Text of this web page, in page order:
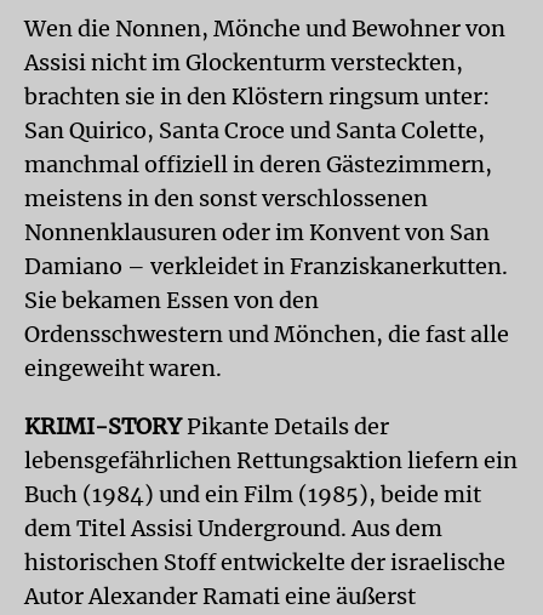
Wen die Nonnen, Mönche und Bewohner von
Assisi nicht im Glockenturm versteckten,
brachten sie in den Klöstern ringsum unter:
San Quirico, Santa Croce und Santa Colette,
manchmal offiziell in deren Gästezimmern,
meistens in den sonst verschlossenen
Nonnenklausuren oder im Konvent von San
Damiano – verkleidet in Franziskanerkutten.
Sie bekamen Essen von den
Ordensschwestern und Mönchen, die fast alle
eingeweiht waren.
KRIMI-STORYPikante Details der
lebensgefährlichen Rettungsaktion liefern ein
Buch (1984) und ein Film (1985), beide mit
dem Titel Assisi Underground. Aus dem
historischen Stoff entwickelte der israelische
Autor Alexander Ramati eine äußerst